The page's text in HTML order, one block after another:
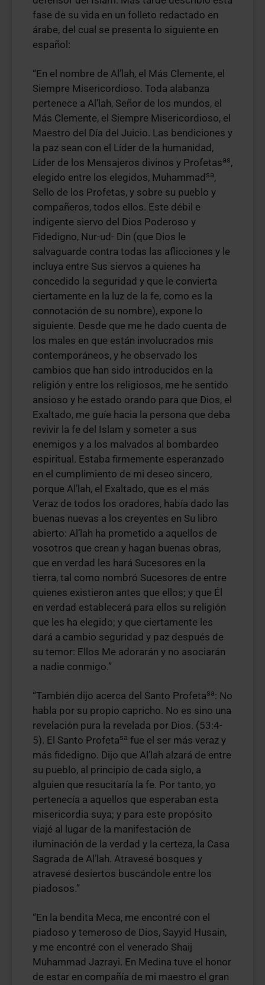
fase de su vida en un folleto redactado en
árabe, del cual se presenta lo siguiente en
español:
“En el nombre de Al’lah, el Más Clemente, el
Siempre Misericordioso. Toda alabanza
pertenece a Al’lah, Señor de los mundos, el
Más Clemente, el Siempre Misericordioso, el
Maestro del Día del Juicio. Las bendiciones y
la paz sean con el Líder de la humanidad,
Líder de los Mensajeros divinos y Profetasas,
elegido entre los elegidos, Muhammad sa,
Sello de los Profetas, y sobre su pueblo y
compañeros, todos ellos. Este débil e
indigente siervo del Dios Poderoso y
Fidedigno, Nur-ud- Din (que Dios le
salvaguarde contra todas las aflicciones y le
incluya entre Sus siervos a quienes ha
concedido la seguridad y que le convierta
ciertamente en la luz de la fe, como es la
connotación de su nombre), expone lo
siguiente. Desde que me he dado cuenta de
los males en que están involucrados mis
contemporáneos, y he observado los
cambios que han sido introducidos en la
religión y entre los religiosos, me he sentido
ansioso y he estado orando para que Dios, el
Exaltado, me guíe hacia la persona que deba
revivir la fe del Islam y someter a sus
enemigos y a los malvados al bombardeo
espiritual. Estaba firmemente esperanzado
en el cumplimiento de mi deseo sincero,
porque Al’lah, el Exaltado, que es el más
Veraz de todos los oradores, había dado las
buenas nuevas a los creyentes en Su libro
abierto: Al’lah ha prometido a aquellos de
vosotros que crean y hagan buenas obras,
que en verdad les hará Sucesores en la
tierra, tal como nombró Sucesores de entre
quienes existieron antes que ellos; y que Él
en verdad establecerá para ellos su religión
que les ha elegido; y que ciertamente les
dará a cambio seguridad y paz después de
su temor: Ellos Me adorarán y no asociarán
a nadie conmigo.”
“También dijo acerca del Santo Profetasa: No
habla por su propio capricho. No es sino una
revelación pura la revelada por Dios. (53:4-
5). El Santo Profetasa fue el ser más veraz y
más fidedigno. Dijo que Al’lah alzará de entre
su pueblo, al principio de cada siglo, a
alguien que resucitaría la fe. Por tanto, yo
pertenecía a aquellos que esperaban esta
misericordia suya; y para este propósito
viajé al lugar de la manifestación de
iluminación de la verdad y la certeza, la Casa
Sagrada de Al’lah. Atravesé bosques y
atravesé desiertos buscándole entre los
piadosos.”
“En la bendita Meca, me encontré con el
piadoso y temeroso de Dios, Sayyid Husain,
y me encontré con el venerado Shaij
Muhammad Jazrayi. En Medina tuve el honor
de estar en compañía de mi maestro el gran